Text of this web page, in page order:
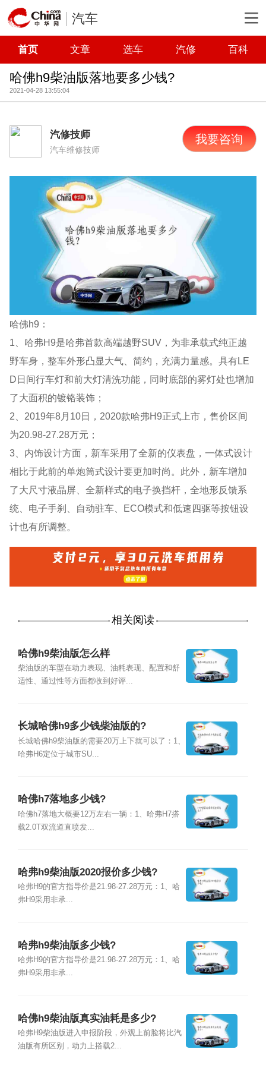
汽车
首页 文章 选车 汽修 百科
哈佛h9柴油版落地要多少钱?
2021-04-28 13:55:04
汽修技师
汽车维修技师
我要咨询
哈佛h9：
1、哈弗H9是哈弗首款高端越野SUV，为非承载式纯正越
野车身，整车外形凸显大气、简约，充满力量感。具有LE
D日间行车灯和前大灯清洗功能，同时底部的雾灯处也增加
了大面积的镀铬装饰；
2、2019年8月10日，2020款哈弗H9正式上市，售价区间
为20.98-27.28万元；
3、内饰设计方面，新车采用了全新的仪表盘，一体式设计
相比于此前的单炮筒式设计要更加时尚。此外，新车增加
了大尺寸液晶屏、全新样式的电子换挡杆，全地形反馈系
统、电子手刹、自动驻车、ECO模式和低速四驱等按钮设
计也有所调整。
相关阅读
哈佛h9柴油版怎么样
柴油版的车型在动力表现、油耗表现、配置和舒
适性、通过性等方面都收到好评...
长城哈佛h9多少钱柴油版的?
长城哈佛h9柴油版的需要20万上下就可以了：1、
哈弗H6定位于城市SU...
哈佛h7落地多少钱?
哈佛h7落地大概要12万左右一辆：1、哈弗H7搭
载2.0T双流道直喷发...
哈弗h9柴油版2020报价多少钱?
哈弗H9的官方指导价是21.98-27.28万元：1、哈
弗H9采用非承...
哈弗h9柴油版多少钱?
哈弗H9的官方指导价是21.98-27.28万元：1、哈
弗H9采用非承...
哈佛h9柴油版真实油耗是多少?
哈弗H9柴油版进入申报阶段，外观上前脸将比汽
油版有所区别，动力上搭载2...